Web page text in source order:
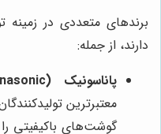
برندهای متعددی در
دارند، از جمله:
پاناسونیک (Panasonic):
معتبرترین
گوشت‌های باکیفیتی را